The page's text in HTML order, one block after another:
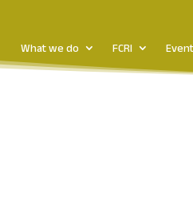
What we do FCRI